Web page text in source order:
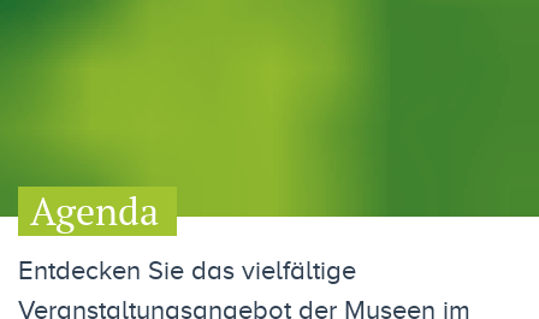
Agenda
Entdecken Sie das vielfältige
Veranstaltungsangebot der Museen im